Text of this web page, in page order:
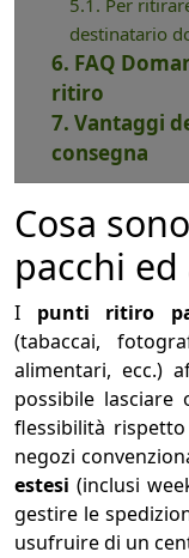
5.1. Per
destinatario
6. FAQ
ritiro
7. Vantaggi
consegna
Cosa
pacchi
I punti ritiro
(tabaccai,
alimentari, ecc.)
possibile
flessibilità
negozi
estesi (inclusi
gestire le
usufruire di un